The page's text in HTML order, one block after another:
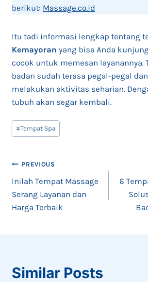
berikut: Massage.co.id
Itu tadi informasi lengkap tentang
Kemayoran yang bisa Anda
cocok untuk memesan layanannya.
badan sudah terasa pegal-pegal
melakukan aktivitas seharian.
tubuh akan segar kembali.
Post
Tags:
#Tempat Spa
Post
navigation
PREVIOUS
Inilah Tempat Massage
Serang Layanan dan
Harga Terbaik
6
Similar Posts